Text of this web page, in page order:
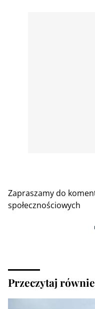
Zapraszamy do
społecznościowych
Przeczytaj